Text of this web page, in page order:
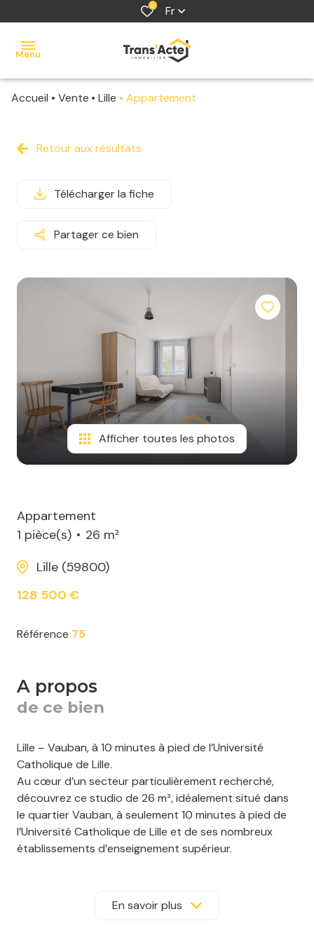
0 Fr
Menu
acheter
vendre
estimer
Accueil Vente Lille Appartement
Retour aux résultats
Télécharger la fiche
Partager ce bien
Afficher toutes les photos
Appartement
1 pièce(s)
26 m²
Lille (59800)
128 500 €
Référence 75
a propos
de ce bien
Lille – Vauban, à 10 minutes à pied de l’Université
Catholique de Lille.
Au cœur d’un secteur particulièrement recherché,
découvrez ce studio de 26 m², idéalement situé dans
le quartier Vauban, à seulement 10 minutes à pied de
l’Université Catholique de Lille et de ses nombreux
établissements d’enseignement supérieur.
tout en profitant pleinement de la vie de quartier et
de l’attractivité du secteur. Il se compose d’une
En savoir plus